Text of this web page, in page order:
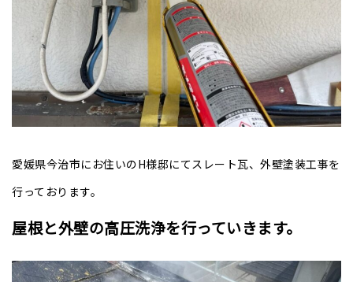
愛媛県今治市にお住いのH様邸にてスレート瓦、外壁塗装工事を
行っております。
屋根と外壁の高圧洗浄を行っていきます。